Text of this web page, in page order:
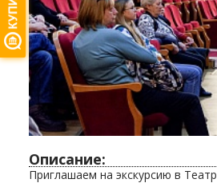
Описание:
Приглашаем на экскурсию в Театр